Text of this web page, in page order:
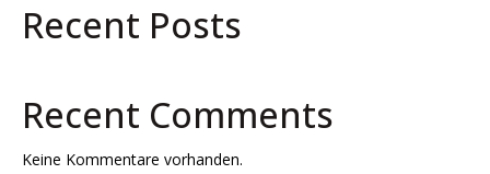
Recent Posts
Recent Comments
Keine Kommentare vorhanden.